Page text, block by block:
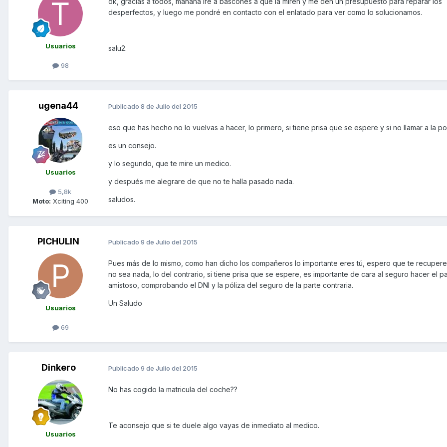
Usuarios
98
desperfectos, y luego me pondré en contacto con el enlatado para ver como lo solucionamos.
salu2.
ugena44
Usuarios
5,8k
Moto: Xciting 400
Publicado 8 de Julio del 2015
eso que has hecho no lo vuelvas a hacer, lo primero, si tiene prisa que se espere y si no llamar a la
es un consejo.
y lo segundo, que te mire un medico.
y después me alegrare de que no te halla pasado nada.
saludos.
PICHULIN
Usuarios
69
Publicado 9 de Julio del 2015
Pues más de lo mismo, como han dicho los compañeros lo importante eres tú, espero que te
no sea nada, lo del contrario, si tiene prisa que se espere, es importante de cara al seguro hacer el
amistoso, comprobando el DNI y la póliza del seguro de la parte contraria.
Un Saludo
Dinkero
Usuarios
Publicado 9 de Julio del 2015
No has cogido la matricula del coche??
Te aconsejo que si te duele algo vayas de inmediato al medico.